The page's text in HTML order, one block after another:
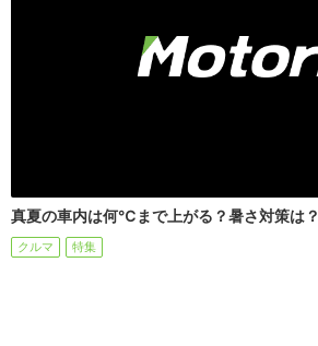
真夏の車内は何℃まで上がる？暑さ対策は？
クルマ 特集